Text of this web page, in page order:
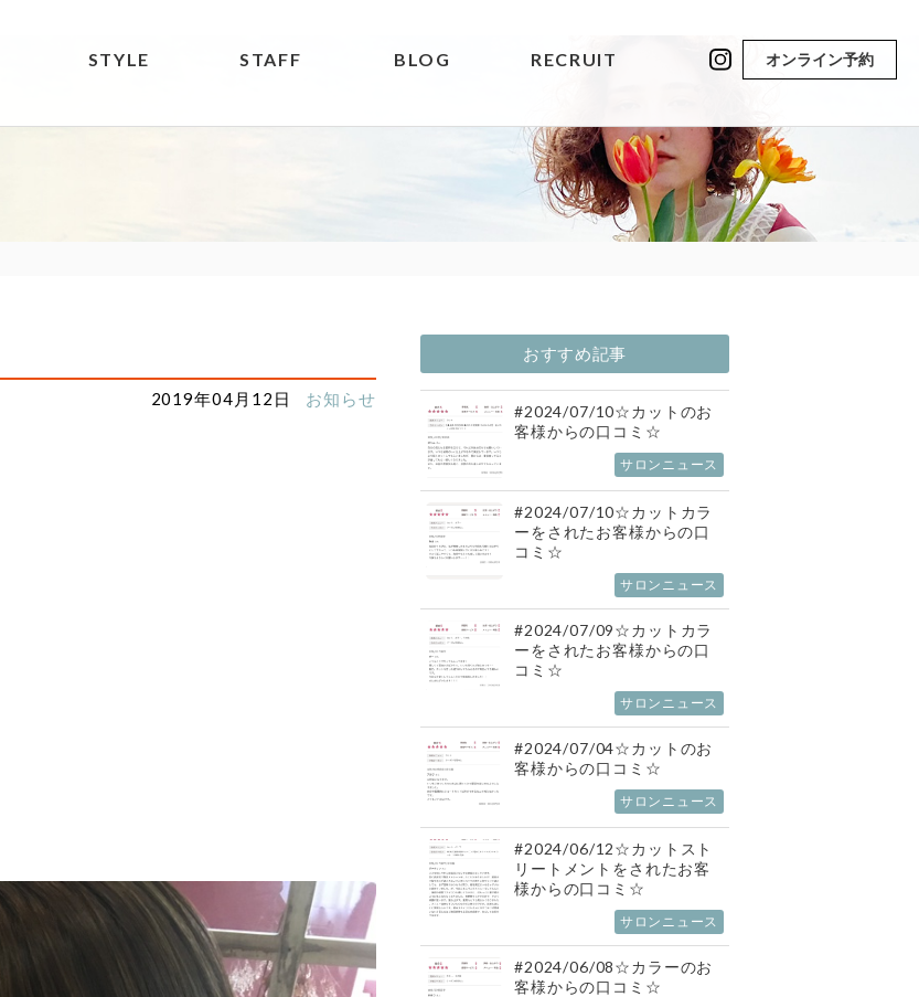
STYLE STAFF BLOG RECRUIT オンライン予約
2019年04月12日 お知らせ
おすすめ記事
#2024/07/10☆カットのお
客様からの口コミ☆
サロンニュース
#2024/07/10☆カットカラ
ーをされたお客様からの口
コミ☆
サロンニュース
#2024/07/09☆カットカラ
ーをされたお客様からの口
コミ☆
サロンニュース
#2024/07/04☆カットのお
客様からの口コミ☆
サロンニュース
#2024/06/12☆カットスト
リートメントをされたお客
様からの口コミ☆
サロンニュース
#2024/06/08☆カラーのお
客様からの口コミ☆